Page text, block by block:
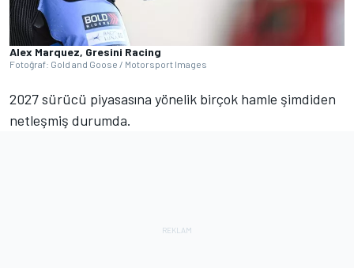
Alex Marquez, Gresini Racing
Fotoğraf: Gold and Goose / Motorsport Images
2027 sürücü piyasasına yönelik birçok hamle şimdiden
netleşmiş durumda.